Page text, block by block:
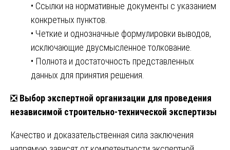
• Ссылки на нормативные документы с указанием
конкретных пунктов.
• Четкие и однозначные формулировки выводов,
исключающие двусмысленное толкование.
• Полнота и достаточность представленных
данных для принятия решения.
❎ Выбор экспертной организации для проведения
независимой строительно-технической экспертизы
Качество и доказательственная сила заключения